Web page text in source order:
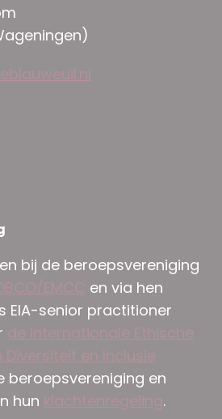
bij de beroepsvereniging
EMCC en via hen
EIA-senior practitioner
de Internationale Ethische
en Inclusie
beroepsvereniging en
hun klachtenregeling.